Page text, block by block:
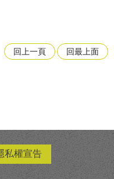
回上一頁 回最上面
私權宣告